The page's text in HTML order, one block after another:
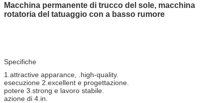
Macchina permanente di trucco del sole, macchina
rotatoria del tatuaggio con a basso rumore
Specifiche
1.attractive apparance, .high-quality.
esecuzione 2.excellent e progettazione.
potere 3.strong e lavoro stabile.
azione di 4.in.